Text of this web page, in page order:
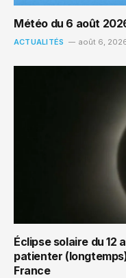
Météo du 6 août
ACTUALITÉS août 6,
Éclipse solaire du 12
patienter
France